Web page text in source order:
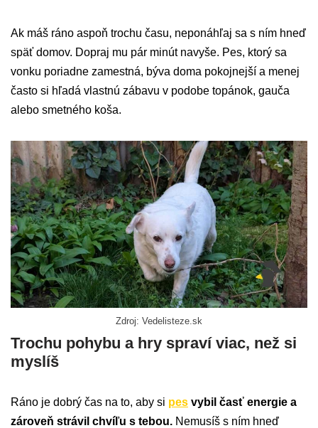
Ak máš ráno aspoň trochu času, neponáhľaj sa s ním hneď
späť domov. Dopraj mu pár minút navyše. Pes, ktorý sa
vonku poriadne zamestná, býva doma pokojnejší a menej
často si hľadá vlastnú zábavu v podobe topánok, gauča
alebo smetného koša.
Zdroj: Vedelisteze.sk
Trochu pohybu a hry spraví viac, než si
myslíš
Ráno je dobrý čas na to, aby si pes vybil časť energie a
zároveň strávil chvíľu s tebou. Nemusíš s ním hneď